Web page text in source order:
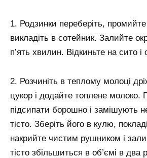
1. Родзинки переберіть, промийте
викладіть в сотейник. Залийте
п’ять хвилин. Відкиньте на сито
2. Розчиніть в теплому молоці
цукор і додайте топлене молоко.
підсипати борошно і замішують
тісто. Зберіть його в кулю,
накрийте чистим рушником і
тісто збільшиться в об’ємі в два